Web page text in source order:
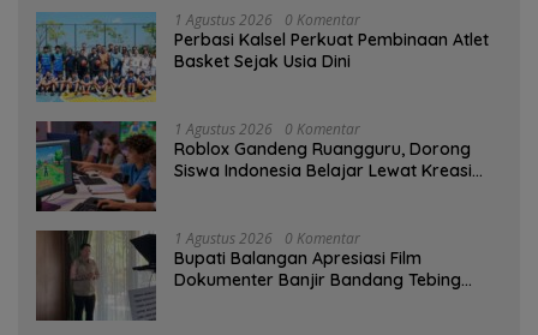
1 Agustus 2026 0 Komentar
Perbasi Kalsel Perkuat Pembinaan Atlet
Basket Sejak Usia Dini
1 Agustus 2026 0 Komentar
Roblox Gandeng Ruangguru, Dorong
Siswa Indonesia Belajar Lewat Kreasi
1 Agustus 2026 0 Komentar
Bupati Balangan Apresiasi Film
Dokumenter Banjir Bandang Tebing